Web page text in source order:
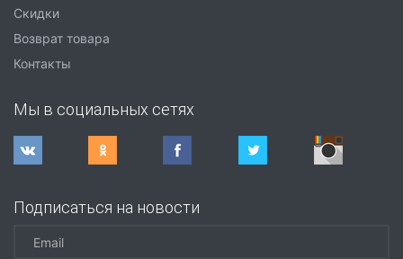
Скидки
Возврат товара
Контакты
Мы в социальных сетях
Подписаться на новости